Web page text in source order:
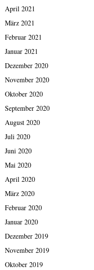
April 2021
März 2021
Februar 2021
Januar 2021
Dezember 2020
November 2020
Oktober 2020
September 2020
August 2020
Juli 2020
Juni 2020
Mai 2020
April 2020
März 2020
Februar 2020
Januar 2020
Dezember 2019
November 2019
Oktober 2019